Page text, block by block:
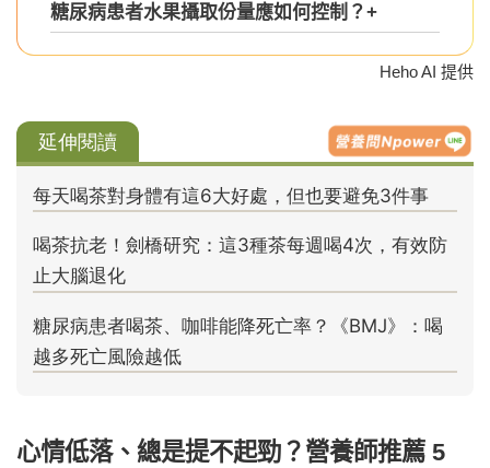
糖尿病患者水果攝取份量應如何控制？+
Heho AI 提供
心情低落、總是提不起勁？營養師推薦 5